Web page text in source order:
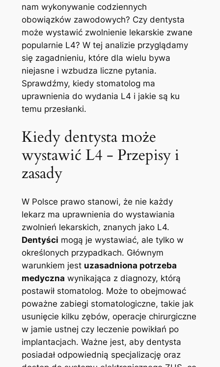
nam wykonywanie codziennych
‍obowiązków ⁢zawodowych? Czy dentysta
może wystawić zwolnienie lekarskie zwane
popularnie L4?‍ W tej⁢ analizie przyglądamy
się zagadnieniu, które dla wielu‍ bywa
niejasne i wzbudza liczne​ pytania.
⁢Sprawdźmy, kiedy stomatolog ma
uprawnienia ⁣do wydania L4 ⁤i jakie ⁢są ‍ku
temu przesłanki.
Kiedy⁢ dentysta może
wystawić L4‌ -⁤ Przepisy i
zasady
W Polsce ‌prawo stanowi, że nie każdy
lekarz ma uprawnienia⁤ do wystawiania
zwolnień lekarskich, znanych jako L4.
Dentyści mogą ⁢je wystawiać, ⁤ale‌ tylko w
określonych⁤ przypadkach. Głównym
warunkiem jest‍ uzasadniona potrzeba
medyczna wynikająca ⁣z⁤ diagnozy,‌ którą
postawił ‍stomatolog.‍ Może ​to obejmować⁤
poważne zabiegi stomatologiczne, ⁢takie jak
⁢usunięcie kilku zębów, operacje chirurgiczne
w jamie ustnej czy leczenie ‌powikłań po
implantacjach. Ważne ​jest, aby dentysta
posiadał odpowiednią specjalizację oraz